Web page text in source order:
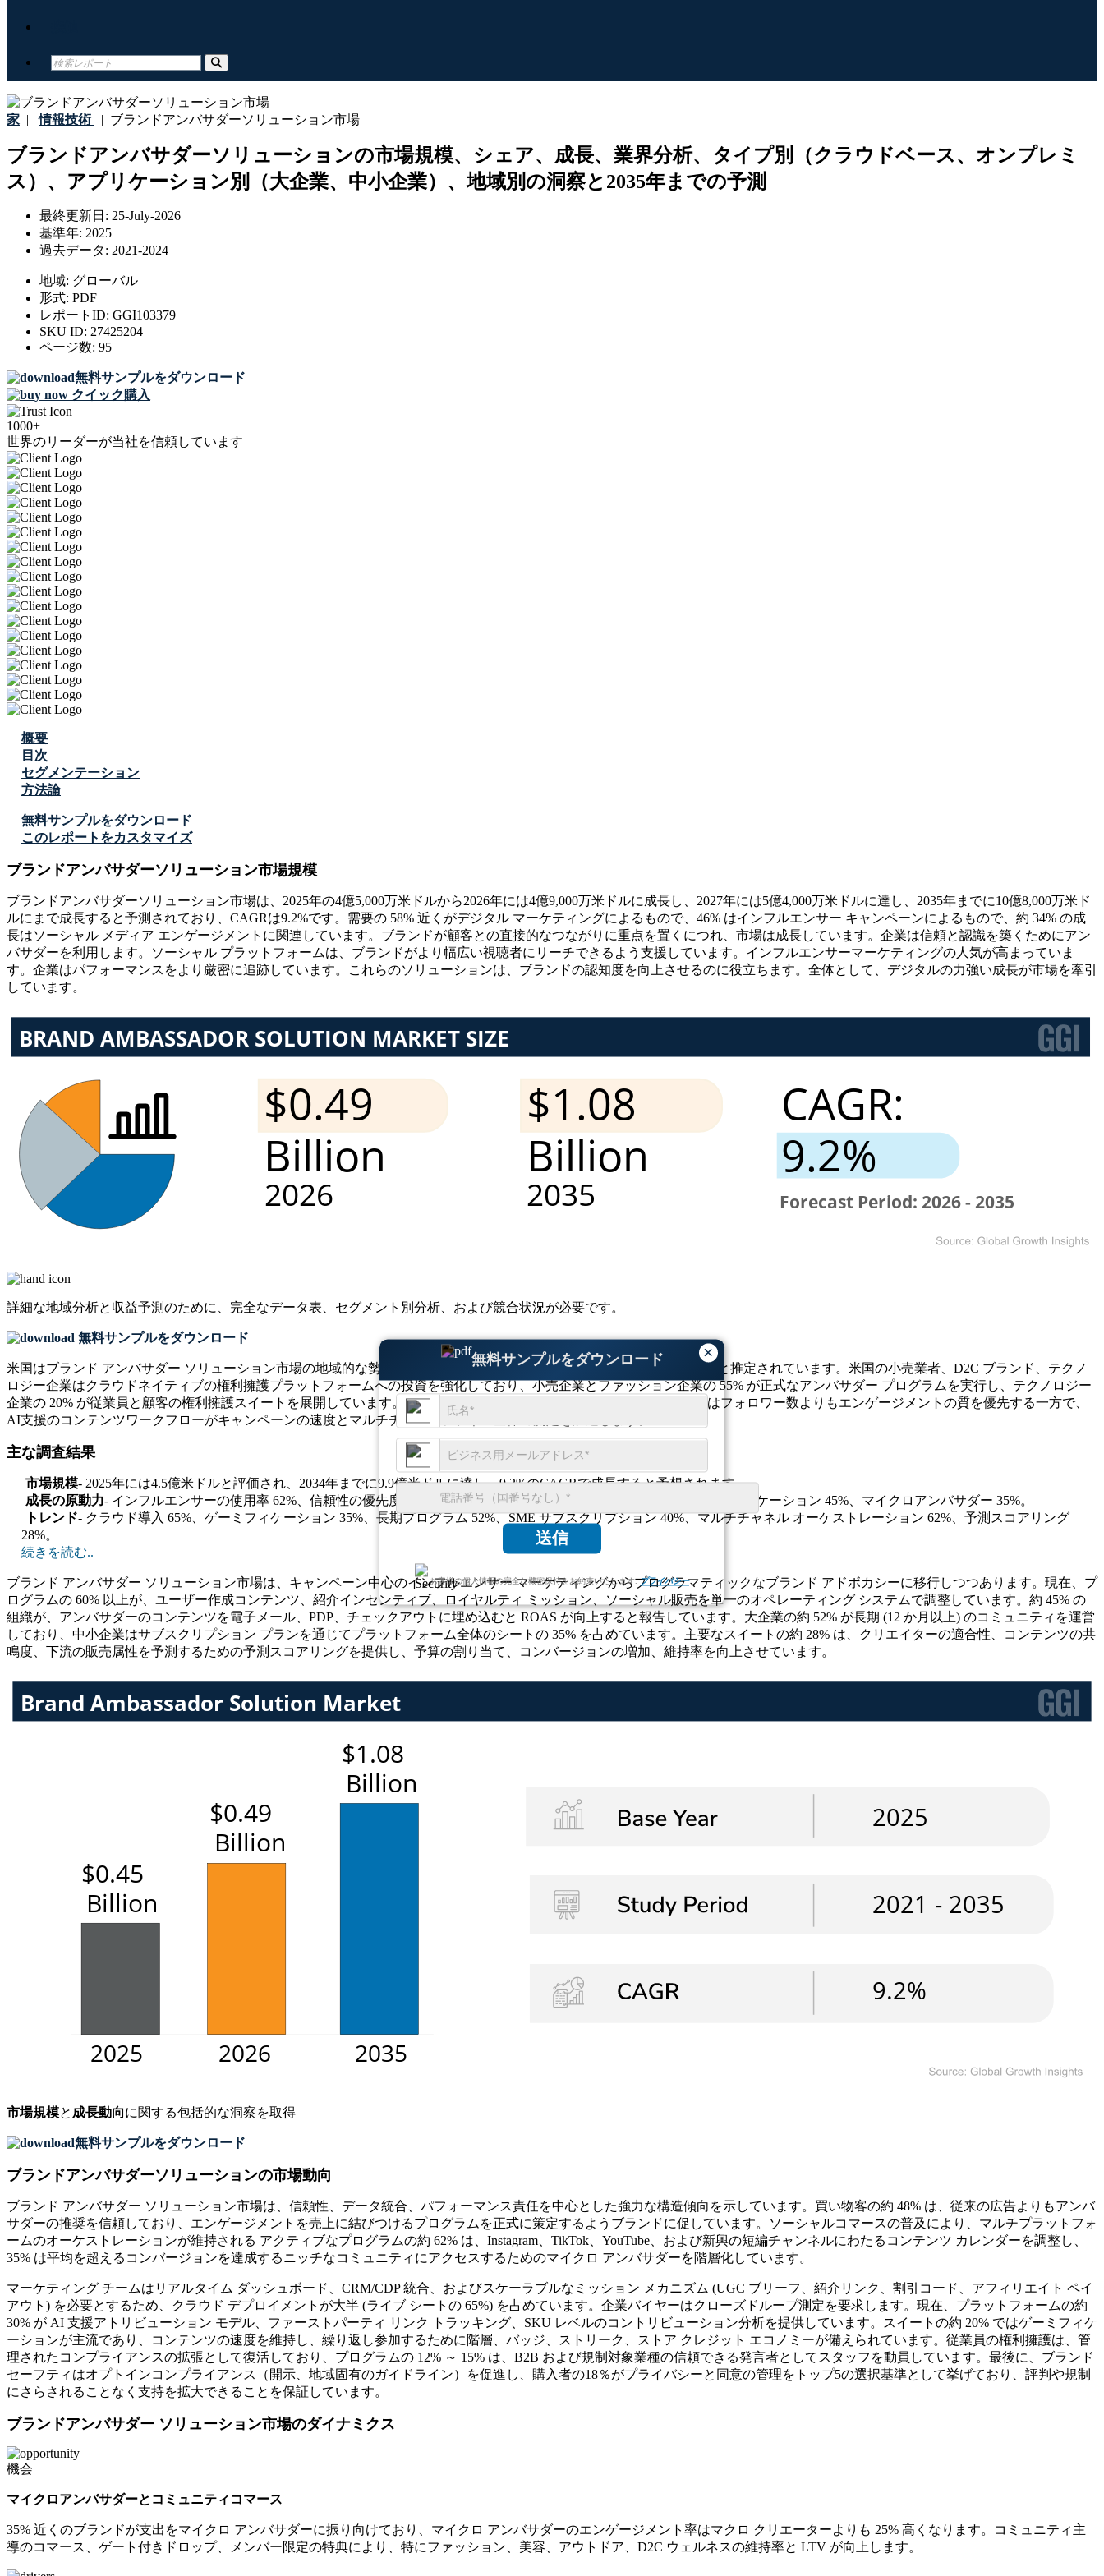
家 | 情報技術 | ブランドアンバサダーソリューション市場
ブランドアンバサダーソリューションの市場規模、シェア、成長、業界分析、タイプ別（クラウドベース、オンプレミ
ス）、アプリケーション別（大企業、中小企業）、地域別の洞察と2035年までの予測
最終更新日: 25-July-2026
基準年: 2025
過去データ: 2021-2024
地域: グローバル
形式: PDF
レポートID: GGI103379
SKU ID: 27425204
ページ数: 95
無料サンプルをダウンロード
クイック購入
1000+
世界のリーダーが当社を信頼しています
×
無料サンプルをダウンロード
送信
お客様の個人情報の完全な機密保持をお約束いたします.プライバシー
概要
目次
セグメンテーション
方法論
無料サンプルをダウンロード
このレポートをカスタマイズ
ブランドアンバサダーソリューション市場規模
ブランドアンバサダーソリューション市場は、2025年の4億5,000万米ドルから2026年には4億9,000万米ドルに成長し、2027年には5億4,000万米ドルに達し、2035年までに10億8,000万米ド
ルにまで成長すると予測されており、CAGRは9.2%です。需要の 58% 近くがデジタル マーケティングによるもので、46% はインフルエンサー キャンペーンによるもので、約 34% の成
長はソーシャル メディア エンゲージメントに関連しています。ブランドが顧客との直接的なつながりに重点を置くにつれ、市場は成長しています。企業は信頼と認識を築くためにアン
バサダーを利用します。ソーシャル プラットフォームは、ブランドがより幅広い視聴者にリーチできるよう支援しています。インフルエンサーマーケティングの人気が高まっていま
す。企業はパフォーマンスをより厳密に追跡しています。これらのソリューションは、ブランドの認知度を向上させるのに役立ちます。全体として、デジタルの力強い成長が市場を牽引
しています。
詳細な地域分析と収益予測のために、 完全なデータ表、セグメント別分析、および競合状況が必要です。
無料サンプルをダウンロード
米国はブランド アンバサダー ソリューション市場の地域的な勢いを支えており、2025 年には世界の導入の 38% を占めると推定されています。米国の小売業者、D2C ブランド、テクノ
ロジー企業はクラウドネイティブの権利擁護プラットフォームへの投資を強化しており、小売企業とファッション企業の 55% が正式なアンバサダー プログラムを実行し、テクノロジー
企業の 20% が従業員と顧客の権利擁護スイートを展開しています。マイクロアンバサダー戦略が主流となり、ブランドはフォロワー数よりもエンゲージメントの質を優先する一方で、
AI支援のコンテンツワークフローがキャンペーンの速度とマルチチャネルファネル全体の測定を加速します。
主な調査結果
市場規模- 2025年には4.5億米ドルと評価され、2034年までに9.9億米ドルに達し、9.2%のCAGRで成長すると予想されます。
成長の原動力- インフルエンサーの使用率 62%、信頼性の優先度 55%、ロイヤルティの向上 40%、AI 分析 28%、UGC シンジケーション 45%、マイクロアンバサダー 35%。
トレンド- クラウド導入 65%、ゲーミフィケーション 35%、長期プログラム 52%、SME サブスクリプション 40%、マルチチャネル オーケストレーション 62%、予測スコアリング
28%。
続きを読む..
ブランド アンバサダー ソリューション市場は、キャンペーン中心のインフルエンサー マーケティングからプログラマティックなブランド アドボカシーに移行しつつあります。現在、プ
ログラムの 60% 以上が、ユーザー作成コンテンツ、紹介インセンティブ、ロイヤルティ ミッション、ソーシャル販売を単一のオペレーティング システムで調整しています。約 45% の
組織が、アンバサダーのコンテンツを電子メール、PDP、チェックアウトに埋め込むと ROAS が向上すると報告しています。大企業の約 52% が長期 (12 か月以上) のコミュニティを運営
しており、中小企業はサブスクリプション プランを通じてプラットフォーム全体のシートの 35% を占めています。主要なスイートの約 28% は、クリエイターの適合性、コンテンツの共
鳴度、下流の販売属性を予測するための予測スコアリングを提供し、予算の割り当て、コンバージョンの増加、維持率を向上させています。
市場規模と 成長動向に関する包括的な洞察を取得
無料サンプルをダウンロード
ブランドアンバサダーソリューションの市場動向
ブランド アンバサダー ソリューション市場は、信頼性、データ統合、パフォーマンス責任を中心とした強力な構造傾向を示しています。買い物客の約 48% は、従来の広告よりもアンバ
サダーの推奨を信頼しており、エンゲージメントを売上に結びつけるプログラムを正式に策定するようブランドに促しています。ソーシャルコマースの普及により、マルチプラットフォ
ームのオーケストレーションが維持される アクティブなプログラムの約 62% は、Instagram、TikTok、YouTube、および新興の短編チャンネルにわたるコンテンツ カレンダーを調整し、
35% は平均を超えるコンバージョンを達成するニッチなコミュニティにアクセスするためのマイクロ アンバサダーを階層化しています。
マーケティング チームはリアルタイム ダッシュボード、CRM/CDP 統合、およびスケーラブルなミッション メカニズム (UGC ブリーフ、紹介リンク、割引コード、アフィリエイト ペイ
アウト) を必要とするため、クラウド デプロイメントが大半 (ライブ シートの 65%) を占めています。企業バイヤーはクローズドループ測定を要求します。現在、プラットフォームの約
30% が AI 支援アトリビューション モデル、ファーストパーティ リンク トラッキング、SKU レベルのコントリビューション分析を提供しています。スイートの約 20% ではゲーミフィケ
ーションが主流であり、コンテンツの速度を維持し、繰り返し参加するために階層、バッジ、ストリーク、ストア クレジット エコノミーが備えられています。従業員の権利擁護は、管
理されたコンプライアンスの拡張として復活しており、プログラムの 12% ～ 15% は、B2B および規制対象業種の信頼できる発言者としてスタッフを動員しています。最後に、ブランド
セーフティはオプトインコンプライアンス（開示、地域固有のガイドライン）を促進し、購入者の18％がプライバシーと同意の管理をトップ5の選択基準として挙げており、評判や規制
にさらされることなく支持を拡大できることを保証しています。
ブランドアンバサダー ソリューション市場のダイナミクス
機会
マイクロアンバサダーとコミュニティコマース
35% 近くのブランドが支出をマイクロ アンバサダーに振り向けており、マイクロ アンバサダーのエンゲージメント率はマクロ クリエーターよりも 25% 高くなります。コミュニティ主
導のコマース、ゲート付きドロップ、メンバー限定の特典により、特にファッション、美容、アウトドア、D2C ウェルネスの維持率と LTV が向上します。